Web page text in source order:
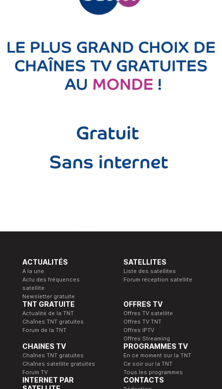
ACTUALITÉS
A la une
Actu des fréquences
satellite
Newsletter gratuite
SATELLITES
Liste des satellites
Forum réception satellite
TNT GRATUITE
Actualité de la TNT
Chaînes TNT gratuites
Forum de la TNT
OFFRES TV
Offres TV satellite
Offres TV TNT
Offres IPTV
Offres Streaming
CHAINES TV
Chaînes TNT gratuites
Chaînes satellite gratuites
Forum TV
PROGRAMMES TV
En ce moment sur la TNT
Ce soir sur la TNT
Tous les programmes
INTERNET PAR
CONTACTS